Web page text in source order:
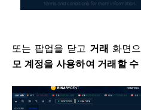
또는 팝업을 닫고 거래 화면
모 계정을 사용하여 거래할